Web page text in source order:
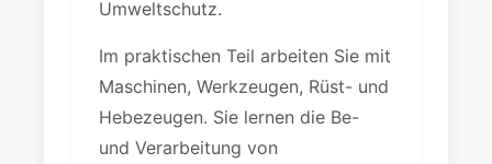
Umweltschutz.
Im praktischen Teil arbeiten Sie mit
Maschinen, Werkzeugen, Rüst- und
Hebezeugen. Sie lernen die Be-
und Verarbeitung von